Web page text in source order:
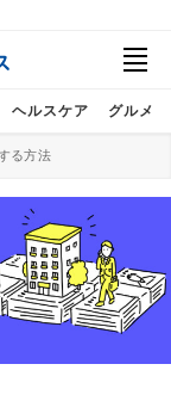
ヘルスケア グルメ
る方法